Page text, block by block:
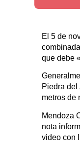
El 5 de
que debe
Piedra del
metros de
Mendoza
nota
video con